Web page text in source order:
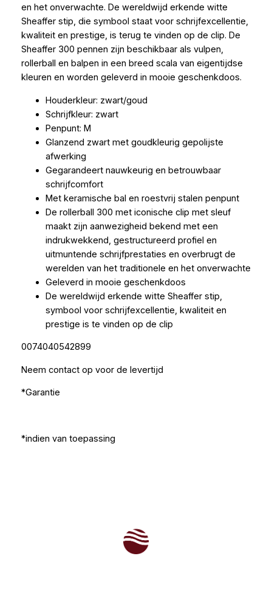
en het onverwachte. De wereldwijd erkende witte
Sheaffer stip, die symbool staat voor schrijfexcellentie,
kwaliteit en prestige, is terug te vinden op de clip. De
Sheaffer 300 pennen zijn beschikbaar als vulpen,
rollerball en balpen in een breed scala van eigentijdse
kleuren en worden geleverd in mooie geschenkdoos.
Houderkleur: zwart/goud
Schrijfkleur: zwart
Penpunt: M
Glanzend zwart met goudkleurig gepolijste
afwerking
Gegarandeert nauwkeurig en betrouwbaar
schrijfcomfort
Met keramische bal en roestvrij stalen penpunt
De rollerball 300 met iconische clip met sleuf
maakt zijn aanwezigheid bekend met een
indrukwekkend, gestructureerd profiel en
uitmuntende schrijfprestaties en overbrugt de
werelden van het traditionele en het onverwachte
Geleverd in mooie geschenkdoos
De wereldwijd erkende witte Sheaffer stip,
symbool voor schrijfexcellentie, kwaliteit en
prestige is te vinden op de clip
0074040542899
Neem contact op voor de levertijd
*Garantie
*indien van toepassing